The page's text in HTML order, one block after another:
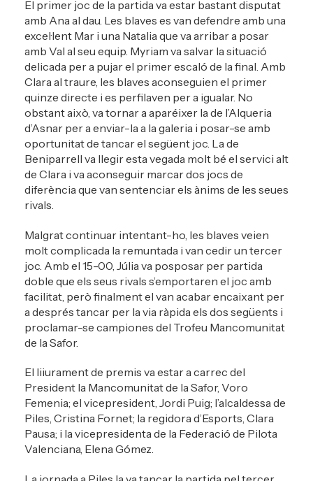
El primer joc de la partida va estar bastant disputat
amb Ana al dau. Les blaves es van defendre amb una
excel·lent Mar i una Natalia que va arribar a posar
amb Val al seu equip. Myriam va salvar la situació
delicada per a pujar el primer escaló de la final. Amb
Clara al traure, les blaves aconseguien el primer
quinze directe i es perfilaven per a igualar. No
obstant això, va tornar a aparéixer la de l’Alqueria
d’Asnar per a enviar-la a la galeria i posar-se amb
oportunitat de tancar el següent joc. La de
Beniparrell va llegir esta vegada molt bé el servici alt
de Clara i va aconseguir marcar dos jocs de
diferència que van sentenciar els ànims de les seues
rivals.
Malgrat continuar intentant-ho, les blaves veien
molt complicada la remuntada i van cedir un tercer
joc. Amb el 15-00, Júlia va posposar per partida
doble que els seus rivals s’emportaren el joc amb
facilitat, però finalment el van acabar encaixant per
a després tancar per la via ràpida els dos següents i
proclamar-se campiones del Trofeu Mancomunitat
de la Safor.
El liiurament de premis va estar a carrec del
President la Mancomunitat de la Safor, Voro
Femenia; el vicepresident, Jordi Puig; l’alcaldessa de
Piles, Cristina Fornet; la regidora d’Esports, Clara
Pausa; i la vicepresidenta de la Federació de Pilota
Valenciana, Elena Gómez.